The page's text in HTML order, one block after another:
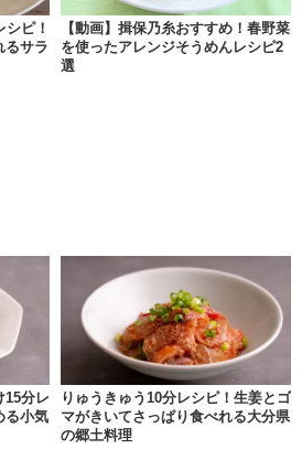
ピ！
るサラ
【動画】揖保乃糸おすすめ！春野菜
を使ったアレンジそうめんレシピ2
選
15分レ
る小気
りゅうきゅう10分レシピ！生姜とゴ
マがきいてさっぱり食べれる大分県
の郷土料理